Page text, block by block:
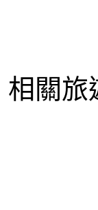
相關旅